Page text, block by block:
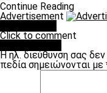
Continue Reading
Advertisement
Click to comment
Η ηλ. διεύθυνση σας δεν
πεδία σημειώνονται με